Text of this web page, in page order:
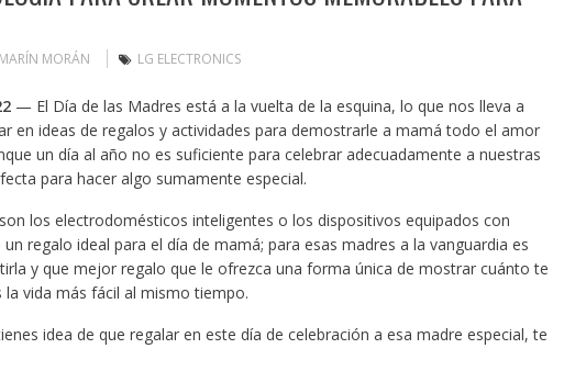
MORÁN LG ELECTRONICS
— El Día de las Madres está a la vuelta de la esquina, lo que nos lleva a
en ideas de regalos y actividades para demostrarle a mamá todo el amor
un día al año no es suficiente para celebrar adecuadamente a nuestras
para hacer algo sumamente especial.
los electrodomésticos inteligentes o los dispositivos equipados con
regalo ideal para el día de mamá; para esas madres a la vanguardia es
y que mejor regalo que le ofrezca una forma única de mostrar cuánto te
vida más fácil al mismo tiempo.
idea de que regalar en este día de celebración a esa madre especial, te